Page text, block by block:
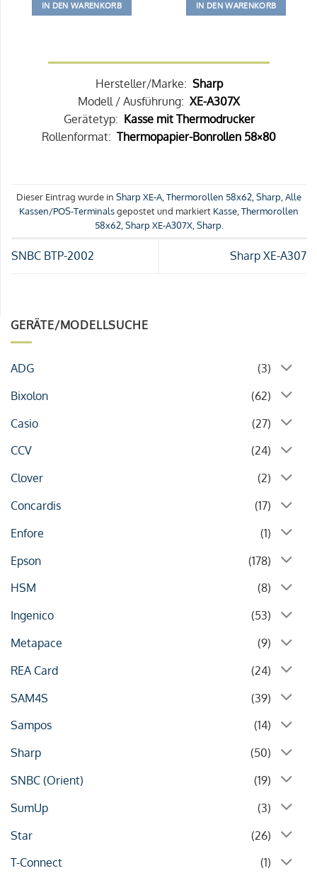
GERÄTE/MODELLSUCHE
ADG
(3)
Bixolon
(62)
Casio
(27)
CCV
(24)
Clover
(2)
Concardis
(17)
Enfore
(1)
Epson
(178)
HSM
(8)
Ingenico
(53)
Metapace
(9)
REA Card
(24)
SAM4S
(39)
Sampos
(14)
Sharp
(50)
SNBC (Orient)
(19)
SumUp
(3)
Star
(26)
T-Connect
(1)
IN DEN WARENKORB IN DEN WARENKORB
Hersteller/Marke: Sharp
Modell / Ausführung: XE-A307X
Gerätetyp: Kasse mit Thermodrucker
Rollenformat: Thermopapier-Bonrollen 58×80
Dieser Eintrag wurde in Sharp XE-A Thermorollen 58x62 Sharp Alle
Kassen/POS-Terminalsgepostet und markiert Kasse Thermorollen
58x62, Sharp XE-A307X, Sharp
SNBC BTP-2002 Sharp XE-A307